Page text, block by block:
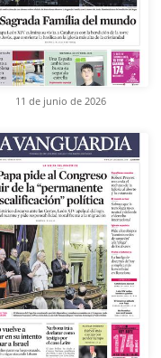
11 de junio de 2026